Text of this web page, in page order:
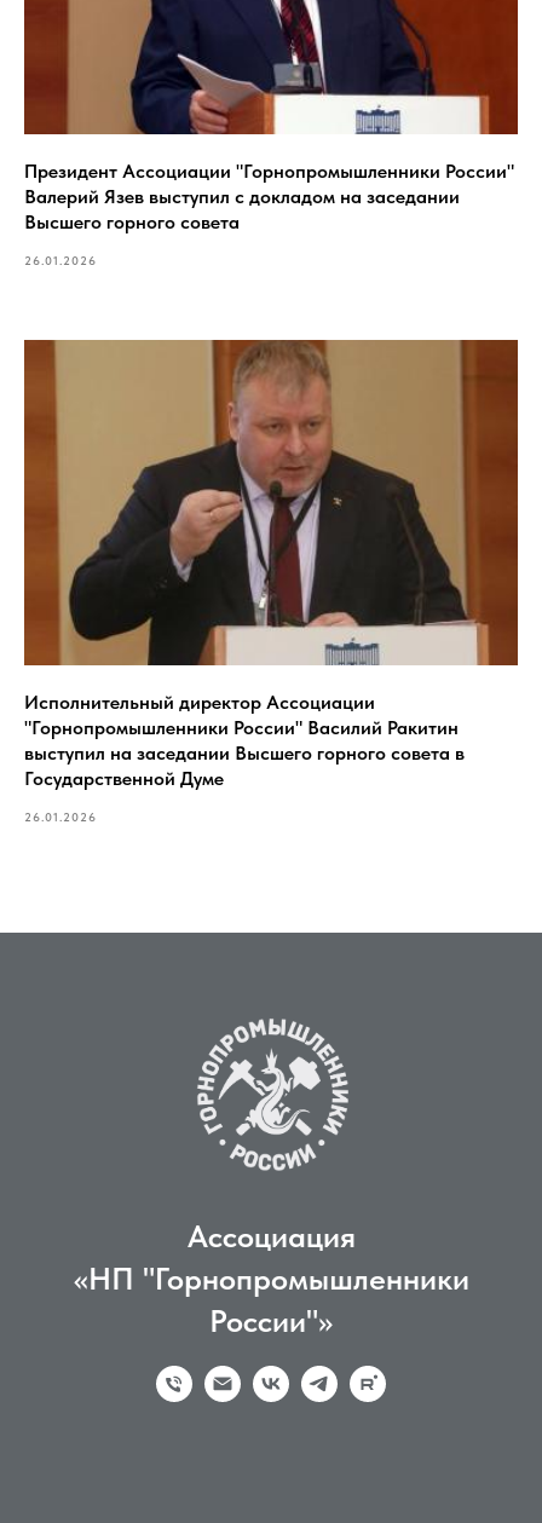
Президент Ассоциации "Горнопромышленники России"
Валерий Язев выступил с докладом на заседании
Высшего горного совета
26.01.2026
Исполнительный директор Ассоциации
"Горнопромышленники России" Василий Ракитин
выступил на заседании Высшего горного совета в
Государственной Думе
26.01.2026
Ассоциация
«НП "Горнопромышленники
России"»